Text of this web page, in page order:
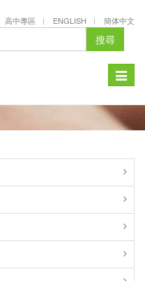
高中專區 ENGLISH 簡体中文
搜尋
Toggle